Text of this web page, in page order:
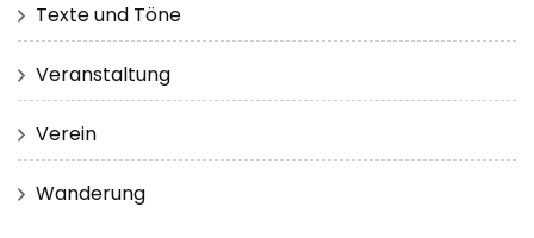
Texte und Töne
Veranstaltung
Verein
Wanderung